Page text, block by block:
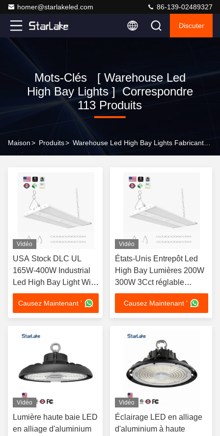
homer@starlakeled.com 86-139-02489327
Discuter
Mots-Clés [ Warehouse Led
High Bay Lights ] Correspondre
113 Produits
Maison> Produits>
Vidéo
USA Stock DLC UL
165W-400W Industrial
Led High Bay Light With
Dimmable Function And
5000K For Warehouses
Causez Maintenant '
Vidéo
États-Unis Entrepôt Led
High Bay Lumières 200W
300W 3Cct réglable
Industrial Lighting
Commercial High Bay
Shop Light
Causez Maintenant '
Vidéo
Lumière haute baie LED
en alliage d'aluminium
Vidéo
Éclairage LED en alliage
d'aluminium à haute